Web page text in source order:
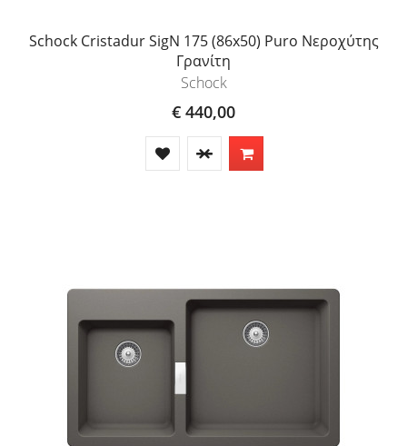
Schock Cristadur SigN 175 (86x50) Puro Νεροχύτης
Γρανίτη
Schock
€ 440,00